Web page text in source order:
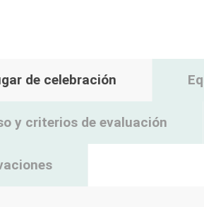
de celebración
y criterios de evaluación